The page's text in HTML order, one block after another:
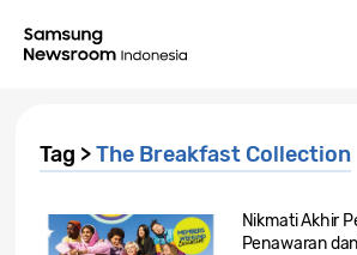
Tag >The Breakfast Collection
Nikmati Akhir
Penawaran